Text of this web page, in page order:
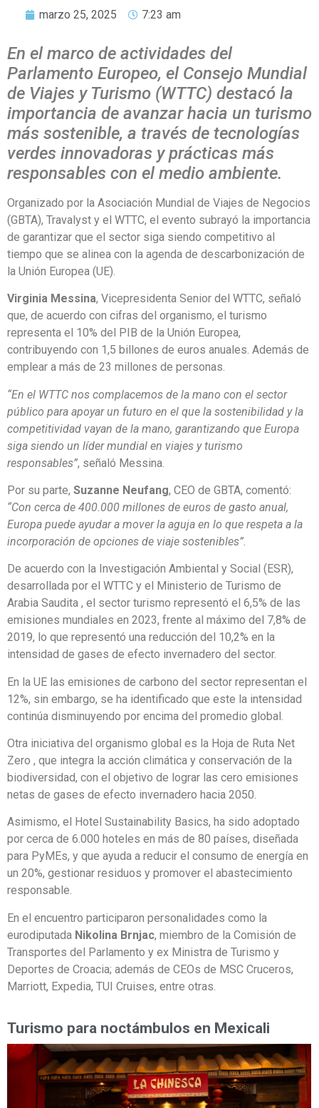
marzo 25, 2025 7:23 am
En el marco de actividades del
Parlamento Europeo, el Consejo Mundial
de Viajes y Turismo (WTTC) destacó la
importancia de avanzar hacia un turismo
más sostenible, a través de tecnologías
verdes innovadoras y prácticas más
responsables con el medio ambiente.
Organizado por la Asociación Mundial de Viajes de Negocios
(GBTA), Travalyst y el WTTC, el evento subrayó la importancia
de garantizar que el sector siga siendo competitivo al
tiempo que se alinea con la agenda de descarbonización de
la Unión Europea (UE).
Virginia Messina, Vicepresidenta Senior del WTTC, señaló
que, de acuerdo con cifras del organismo, el turismo
representa el 10% del PIB de la Unión Europea,
contribuyendo con 1,5 billones de euros anuales. Además de
emplear a más de 23 millones de personas.
“En el WTTC nos complacemos de la mano con el sector
público para apoyar un futuro en el que la sostenibilidad y la
competitividad vayan de la mano, garantizando que Europa
siga siendo un líder mundial en viajes y turismo
responsables”, señaló Messina.
Por su parte, Suzanne Neufang, CEO de GBTA, comentó:
“Con cerca de 400.000 millones de euros de gasto anual,
Europa puede ayudar a mover la aguja en lo que respeta a la
incorporación de opciones de viaje sostenibles”.
De acuerdo con la Investigación Ambiental y Social (ESR),
desarrollada por el WTTC y el Ministerio de Turismo de
Arabia Saudita , el sector turismo representó el 6,5% de las
emisiones mundiales en 2023, frente al máximo del 7,8% de
2019, lo que representó una reducción del 10,2% en la
intensidad de gases de efecto invernadero del sector.
En la UE las emisiones de carbono del sector representan el
12%, sin embargo, se ha identificado que este la intensidad
continúa disminuyendo por encima del promedio global.
Otra iniciativa del organismo global es la Hoja de Ruta Net
Zero , que integra la acción climática y conservación de la
biodiversidad, con el objetivo de lograr las cero emisiones
netas de gases de efecto invernadero hacia 2050.
Asimismo, el Hotel Sustainability Basics, ha sido adoptado
por cerca de 6.000 hoteles en más de 80 países, diseñada
para PyMEs, y que ayuda a reducir el consumo de energía en
un 20%, gestionar residuos y promover el abastecimiento
responsable.
En el encuentro participaron personalidades como la
eurodiputada Nikolina Brnjac, miembro de la Comisión de
Transportes del Parlamento y ex Ministra de Turismo y
Deportes de Croacia; además de CEOs de MSC Cruceros,
Marriott, Expedia, TUI Cruises, entre otras.
Turismo para noctámbulos en Mexicali